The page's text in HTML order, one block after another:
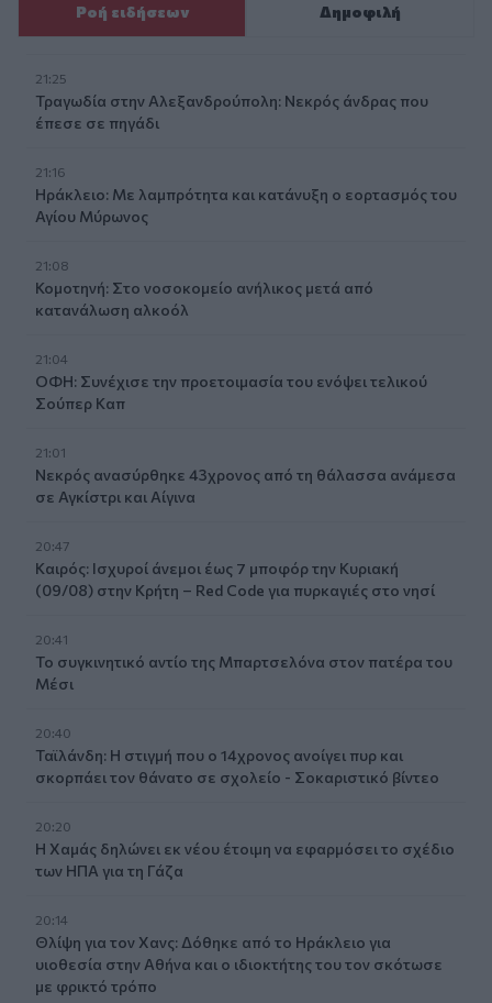
Ροή ειδήσεων Δημοφιλή
21:25
Τραγωδία στην Αλεξανδρούπολη: Νεκρός άνδρας που
έπεσε σε πηγάδι
21:16
Ηράκλειο: Με λαμπρότητα και κατάνυξη ο εορτασμός του
Αγίου Μύρωνος
21:08
Κομοτηνή: Στο νοσοκομείο ανήλικος μετά από
κατανάλωση αλκοόλ
21:04
ΟΦΗ: Συνέχισε την προετοιμασία του ενόψει τελικού
Σούπερ Καπ
21:01
Νεκρός ανασύρθηκε 43χρονος από τη θάλασσα ανάμεσα
σε Αγκίστρι και Αίγινα
20:47
Καιρός: Ισχυροί άνεμοι έως 7 μποφόρ την Κυριακή
(09/08) στην Κρήτη – Red Code για πυρκαγιές στο νησί
20:41
Το συγκινητικό αντίο της Μπαρτσελόνα στον πατέρα του
Μέσι
20:40
Ταϊλάνδη: Η στιγμή που ο 14χρονος ανοίγει πυρ και
σκορπάει τον θάνατο σε σχολείο - Σοκαριστικό βίντεο
20:20
Η Χαμάς δηλώνει εκ νέου έτοιμη να εφαρμόσει το σχέδιο
των ΗΠΑ για τη Γάζα
20:14
Θλίψη για τον Χανς: Δόθηκε από το Ηράκλειο για
υιοθεσία στην Αθήνα και ο ιδιοκτήτης του τον σκότωσε
με φρικτό τρόπο